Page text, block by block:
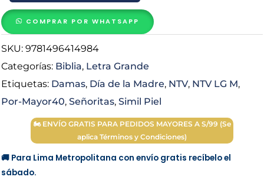
S/ 160.00.S/ 125.00.
personal
Letra
Grande
Turquesa
cantidad
COMPRAR POR WHATSAPP
SKU: 9781496414984
Categorías: Biblia, Letra Grande
Etiquetas: Damas, Día de la Madre, NTV, NTV LG M,
Por-Mayor40, Señoritas, Simil Piel
🏍 ENVÍO GRATIS PARA PEDIDOS MAYORES A S/99 (Se
aplica Términos y Condiciones)
🚚 Para Lima Metropolitana con envío gratis recíbelo el
sábado.